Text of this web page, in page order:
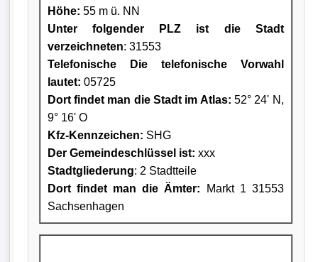
Höhe: 55 m ü. NN
Unter folgender PLZ ist die Stadt
verzeichneten: 31553
Telefonische Die telefonische Vorwahl
lautet: 05725
Dort findet man die Stadt im Atlas: 52° 24' N,
9° 16' O
Kfz-Kennzeichen: SHG
Der Gemeindeschlüssel ist: xxx
Stadtgliederung: 2 Stadtteile
Dort findet man die Ämter: Markt 1 31553
Sachsenhagen